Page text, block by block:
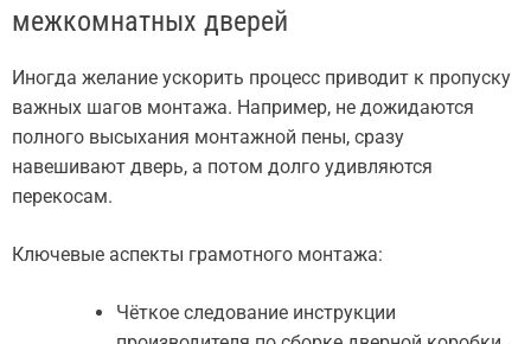
межкомнатных дверей
Иногда желание ускорить процесс приводит к пропуску
важных шагов монтажа. Например, не дожидаются
полного высыхания монтажной пены, сразу
навешивают дверь, а потом долго удивляются
перекосам.
Ключевые аспекты грамотного монтажа:
Чёткое следование инструкции